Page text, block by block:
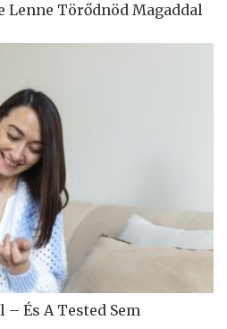
Lenne Törődnöd Magaddal
És A Tested Sem